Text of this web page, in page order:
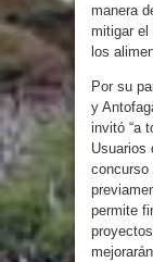
manera
mitigar el
los
Por su
y
invitó “a
Usuarios
concurso
permite